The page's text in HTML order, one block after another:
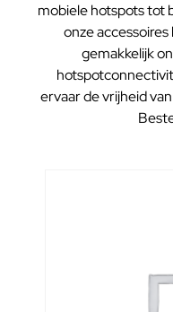
mobiele hotspots tot
onze
gemakkelijk
ervaar de vrijheid